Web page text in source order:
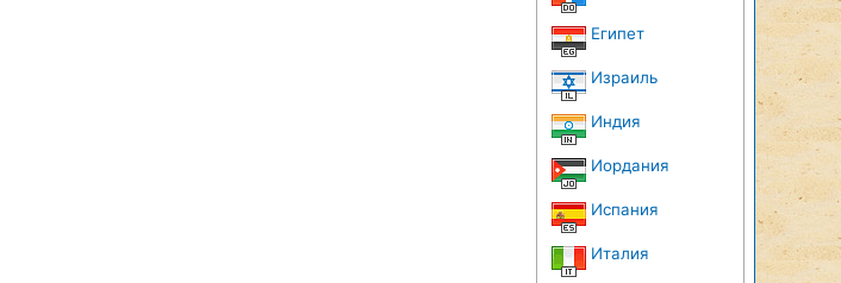
Египет
Израиль
Индия
Иордания
Испания
Италия